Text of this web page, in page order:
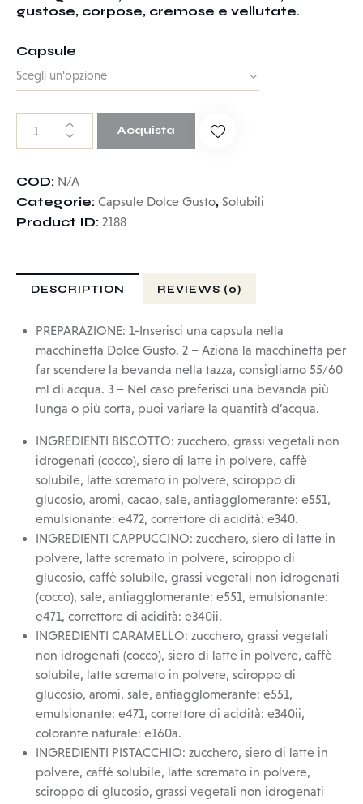
gustose, corpose, cremose e vellutate.
Capsule
Acquista
COD: N/A
Categorie: Capsule Dolce Gusto, Solubili
Product ID: 2188
DESCRIPTION REVIEWS (0)
PREPARAZIONE: 1-Inserisci una capsula nella
macchinetta Dolce Gusto. 2 – Aziona la macchinetta per
far scendere la bevanda nella tazza, consigliamo 55/60
ml di acqua. 3 – Nel caso preferisci una bevanda più
lunga o più corta, puoi variare la quantità d’acqua.
INGREDIENTI BISCOTTO: zucchero, grassi vegetali non
idrogenati (cocco), siero di latte in polvere, caffè
solubile, latte scremato in polvere, sciroppo di
glucosio, aromi, cacao, sale, antiagglomerante: e551,
emulsionante: e472, correttore di acidità: e340.
INGREDIENTI CAPPUCCINO: zucchero, siero di latte in
polvere, latte scremato in polvere, sciroppo di
glucosio, caffè solubile, grassi vegetali non idrogenati
(cocco), sale, antiagglomerante: e551, emulsionante:
e471, correttore di acidità: e340ii.
INGREDIENTI CARAMELLO: zucchero, grassi vegetali
non idrogenati (cocco), siero di latte in polvere, caffè
solubile, latte scremato in polvere, sciroppo di
glucosio, aromi, sale, antiagglomerante: e551,
emulsionante: e471, correttore di acidità: e340ii,
colorante naturale: e160a.
INGREDIENTI PISTACCHIO: zucchero, siero di latte in
polvere, caffè solubile, latte scremato in polvere,
sciroppo di glucosio, grassi vegetali non idrogenati